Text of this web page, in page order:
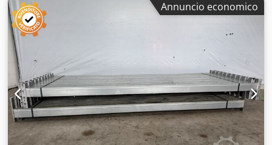
Colore materiale: zincato sendzimir Tipo: H Dimensioni
profilo: 90 x 70 x 2,50 mm Inclusi rinforzi trasversali e
diagonali, piedini di base I montanti sono premontati
(struttura avvitata) Altezza 5.000 mm Profondità 1.050 mm I
vostri referenti nella nostra azienda: Sig.: Andre Evering
Sig.: Mario Klöver Sig.: Falk Deutsch Informazioni generali
sull'articolo: Questo articolo viene offerto esclusivamente
per il ritiro in loco. Un'ulteriore spedizione o trasporto sarà
possibile solo con costi aggiuntivi, che possono essere
richiesti separatamente in base alla destinazione o
all'entità della fornitura.
Annuncio economico